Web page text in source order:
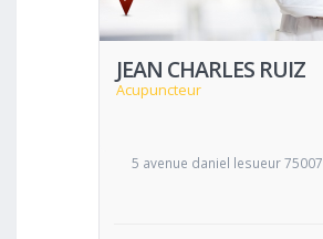
JEAN CHARLES RUIZ
Acupuncteur
5 avenue daniel lesueur 75007